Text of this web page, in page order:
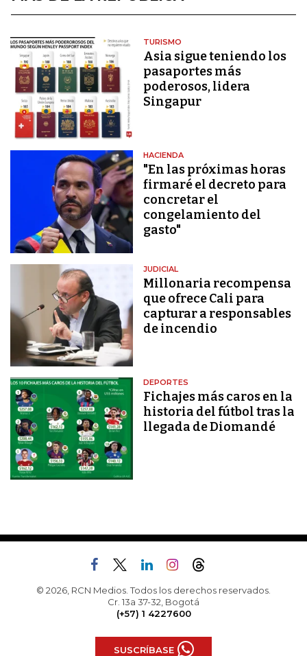
TURISMO
Asia sigue teniendo los
pasaportes más
poderosos, lidera
Singapur
HACIENDA
"En las próximas horas
firmaré el decreto para
concretar el
congelamiento del
gasto"
JUDICIAL
Millonaria recompensa
que ofrece Cali para
capturar a responsables
de incendio
DEPORTES
Fichajes más caros en la
historia del fútbol tras la
llegada de Diomandé
© 2026, RCN Medios. Todos los derechos reservados.
Cr. 13a 37-32, Bogotá
(+57) 1 4227600
SUSCRÍBASE